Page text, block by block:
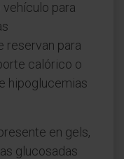
para
reservan para
calórico o
hipoglucemias
en gels,
glucosadas